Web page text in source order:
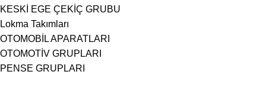
KESKİ EGE ÇEKİÇ GRUBU
Lokma Takımları
OTOMOBİL APARATLARI
OTOMOTİV GRUPLARI
PENSE GRUPLARI